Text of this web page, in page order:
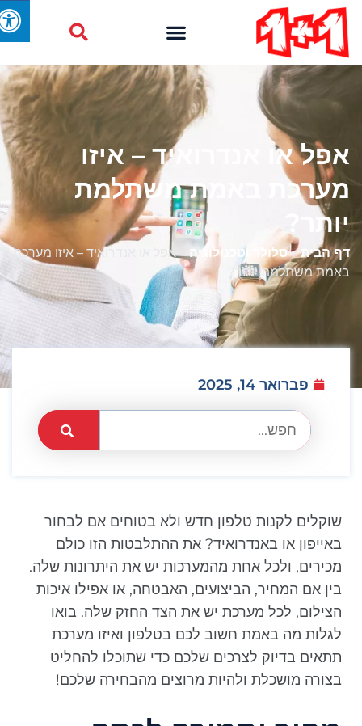
אפל או אנדרואיד – איזו
מערכת באמת משתלמת
יותר?
דף הבית»סלולר וטכנולוגיה»אפל או אנדרואיד – איזו מערכת
באמת משתלמת יותר?
פברואר 14, 2025
שוקלים לקנות טלפון חדש ולא בטוחים אם לבחור
באייפון או באנדרואיד? את ההתלבטות הזו כולם
מכירים, ולכל אחת מהמערכות יש את היתרונות שלה.
בין אם המחיר, הביצועים, האבטחה, או אפילו איכות
הצילום, לכל מערכת יש את הצד החזק שלה. בואו
לגלות מה באמת חשוב לכם בטלפון ואיזו מערכת
תתאים בדיוק לצרכים שלכם כדי שתוכלו להחליט
בצורה מושכלת ולהיות מרוצים מהבחירה שלכם!